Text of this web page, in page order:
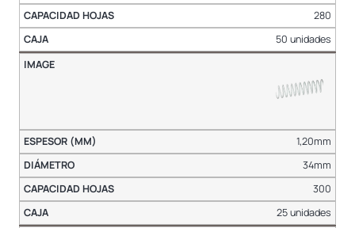
280
50 unidades
1,20mm
34mm
300
25 unidades